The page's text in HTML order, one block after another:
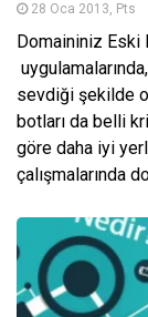
28 Oca 2013, Pts
Domaininiz
sevdiği şekilde
botları da belli
göre daha iyi
çalışmalarında